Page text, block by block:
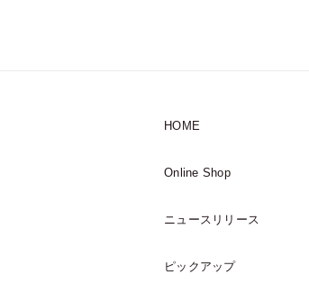
HOME
Online Shop
ニュースリリース
ピックアップ